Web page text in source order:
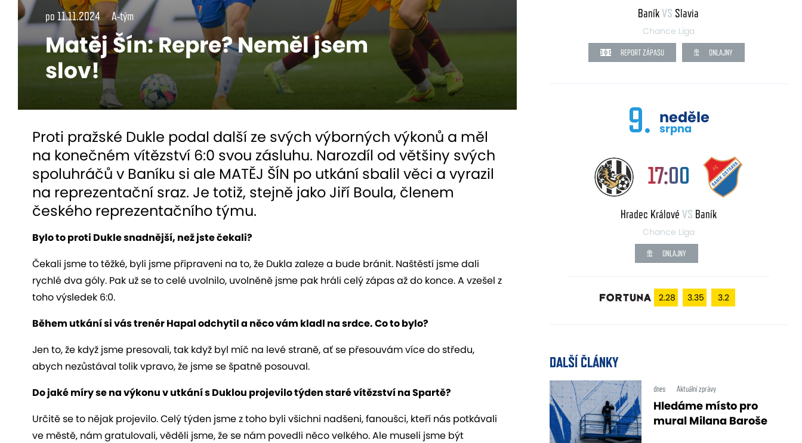
po 11.11.2024 A-tým
Matěj Šín: Repre? Neměl jsem
slov!
Proti pražské Dukle podal další ze svých výborných výkonů a měl
na konečném vítězství 6:0 svou zásluhu. Narozdíl od většiny svých
spoluhráčů v Baníku si ale MATĚJ ŠÍN po utkání sbalil věci a vyrazil
na reprezentační sraz. Je totiž, stejně jako Jiří Boula, členem
českého reprezentačního týmu.
Bylo to proti Dukle snadnější, než jste čekali?
Čekali jsme to těžké, byli jsme připraveni na to, že Dukla zaleze a bude bránit. Naštěstí jsme dali
rychlé dva góly. Pak už se to celé uvolnilo, uvolněně jsme pak hráli celý zápas až do konce. A vzešel z
toho výsledek 6:0.
Během utkání si vás trenér Hapal odchytil a něco vám kladl na srdce. Co to bylo?
Jen to, že když jsme presovali, tak když byl míč na levé straně, ať se přesouvám více do středu,
abych nezůstával tolik vpravo, že jsme se špatně posouval.
Do jaké míry se na výkonu v utkání s Duklou projevilo týden staré vítězství na Spartě?
Určitě se to nějak projevilo. Celý týden jsme z toho byli všichni nadšeni, fanoušci, kteří nás potkávali
ve městě, nám gratulovali, věděli jsme, že se nám povedli něco velkého. Ale museli jsme být
BaníkVS Slavia
Chance Liga
REPORT ZÁPASU ONLAJNY
9. neděle
srpna
17:00
Hradec Králové VS Baník
Chance Liga
ONLAJNY
2.28 3.35 3.2
DALŠÍ ČLÁNKY
dnes Aktuální zprávy
Hledáme místo pro
mural Milana Baroše